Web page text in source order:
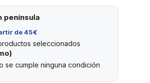
península
de 45€
seleccionados
se cumple ninguna condición